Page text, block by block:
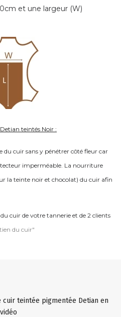
et une largeur (W)
teintés Noir :
du cuir sans y pénétrer côté fleur car
imperméable. La nourriture
la teinte noir et chocolat) du cuir afin
cuir de votre tannerie et de 2 clients
du cuir"
teintée pigmentée Detian en
vidéo